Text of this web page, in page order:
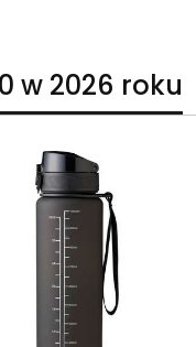
w 2026 roku